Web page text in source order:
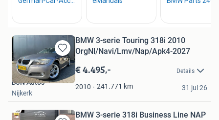
Bewaren
in
Mijn
Favorieten
BMW 3-serie Touring 318i 2010
OrgNl/Navi/Lmv/Nap/Apk4-2027
€ 4.495,- Details
2010 241.771 km
DJN Auto's
Nijkerk
31 jul 26
BMW 3-serie 318i Business Line NAP